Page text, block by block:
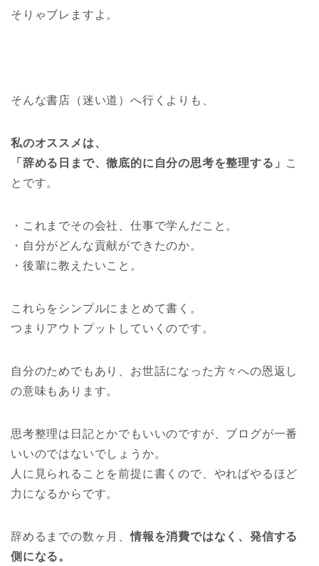
そりゃブレますよ。
そんな書店（迷い道）へ行くよりも、
私のオススメは、
「辞める日まで、徹底的に自分の思考を整理する」 こ
とです。
・これまでその会社、仕事で学んだこと。
・自分がどんな貢献ができたのか。
・後輩に教えたいこと。
これらをシンプルにまとめて書く。
つまりアウトプットしていくのです。
自分のためでもあり、お世話になった方々への恩返し
の意味もあります。
思考整理は日記とかでもいいのですが、ブログが一番
いいのではないでしょうか。
人に見られることを前提に書くので、やればやるほど
力になるからです。
辞めるまでの数ヶ月、情報を消費ではなく、発信する
側になる。